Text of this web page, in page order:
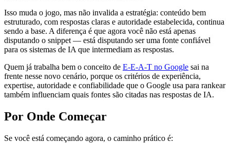
Isso muda o jogo, mas não invalida a estratégia: conteúdo bem
estruturado, com respostas claras e autoridade estabelecida, continua
sendo a base. A diferença é que agora você não está apenas
disputando o snippet — está disputando ser uma fonte confiável
para os sistemas de IA que intermediam as respostas.
Quem já trabalha bem o conceito de E-E-A-T no Google sai na
frente nesse novo cenário, porque os critérios de experiência,
expertise, autoridade e confiabilidade que o Google usa para rankear
também influenciam quais fontes são citadas nas respostas de IA.
Por Onde Começar
Se você está começando agora, o caminho prático é: